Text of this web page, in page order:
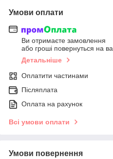
Умови оплати
Ви отримаєте замовлення
або гроші повернуться на
Детальніше
Оплатити частинами
Післяплата
Оплата на рахунок
Всі умови оплати
Умови повернення